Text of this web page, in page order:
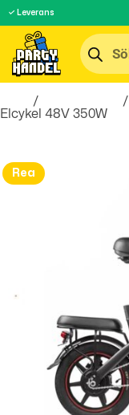
✓ Leverans
/ /
Elcykel 48V 350W
Rea